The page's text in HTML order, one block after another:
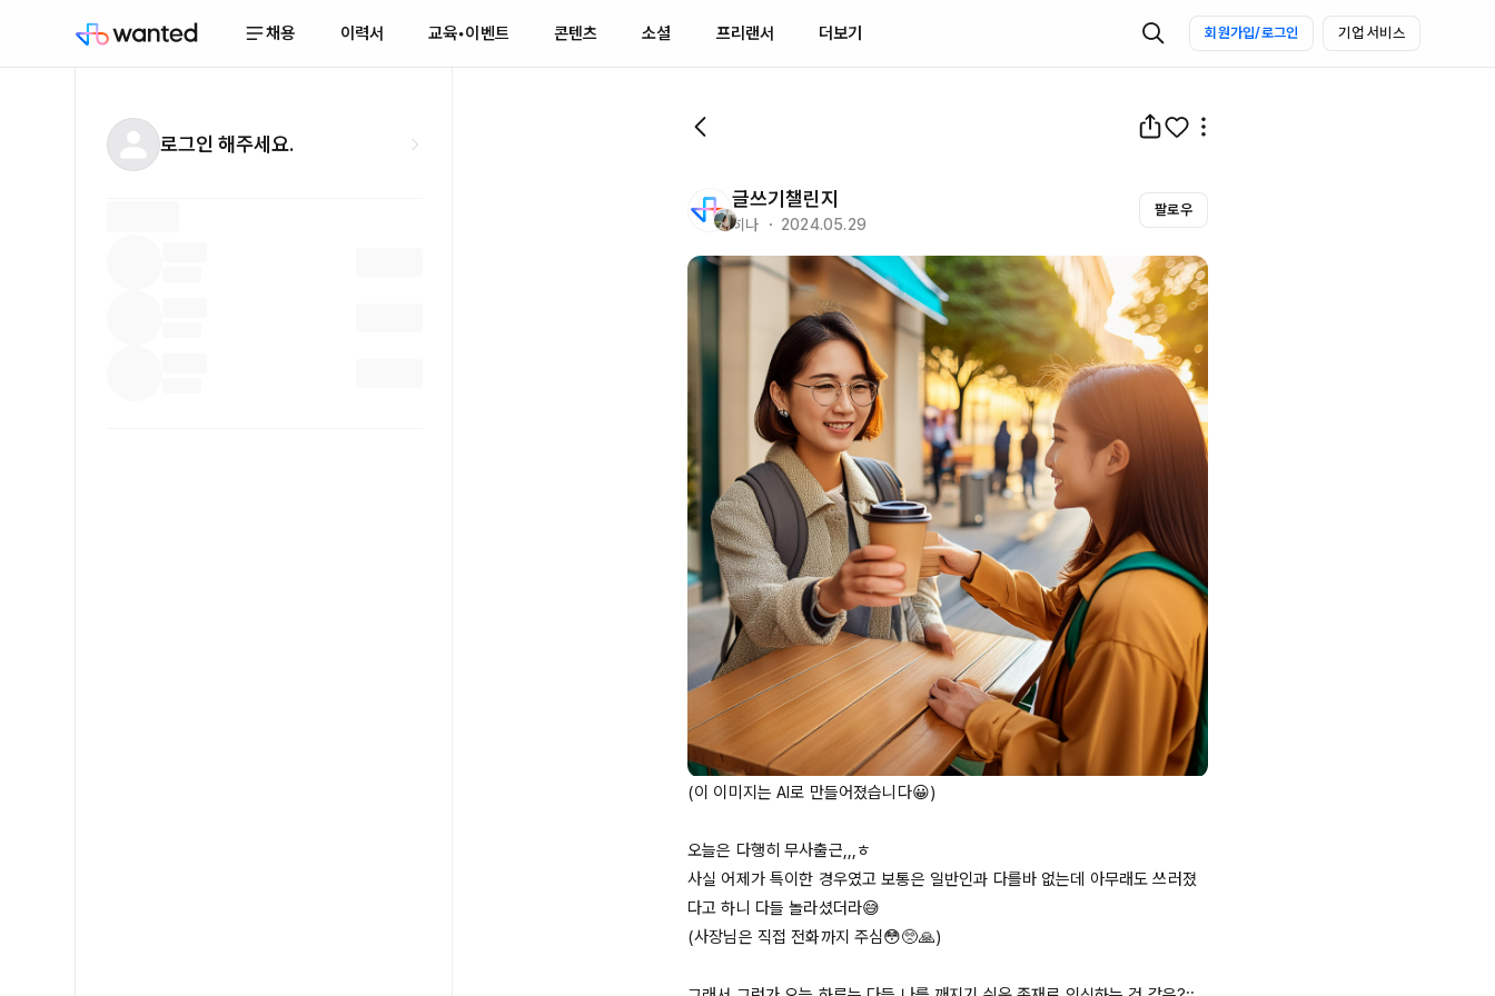
채용 이력서 교육•이벤트 콘텐츠 소셜 프리랜서 더보기 회원가입/로그인 기업 서비스
로그인 해주세요.
글쓰기챌린지
히나 ・ 2024.05.29
팔로우
(이 이미지는 AI로 만들어졌습니다😀)
오늘은 다행히 무사출근,,,ㅎ
사실 어제가 특이한 경우였고 보통은 일반인과 다를바 없는데 아무래도 쓰러졌
다고 하니 다들 놀라셨더라😅
(사장님은 직접 전화까지 주심😳🥺🙏)